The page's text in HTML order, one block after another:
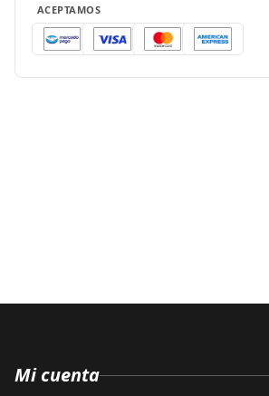
ACEPTAMOS
Mi cuenta